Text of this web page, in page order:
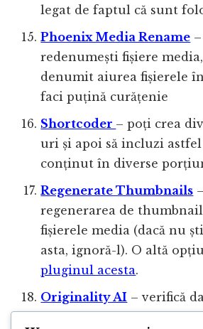
legat de faptul că sunt
Phoenix Media Rename
redenumești fișiere
denumit aiurea fișierele
faci puțină curățenie
Shortcoder – poți crea
uri și apoi să incluzi astfel
conținut în diverse
Regenerate Thumbnails
regenerarea de
fișierele media (dacă nu
asta, ignoră-l). O altă
pluginul acesta.
Originality AI – verifică